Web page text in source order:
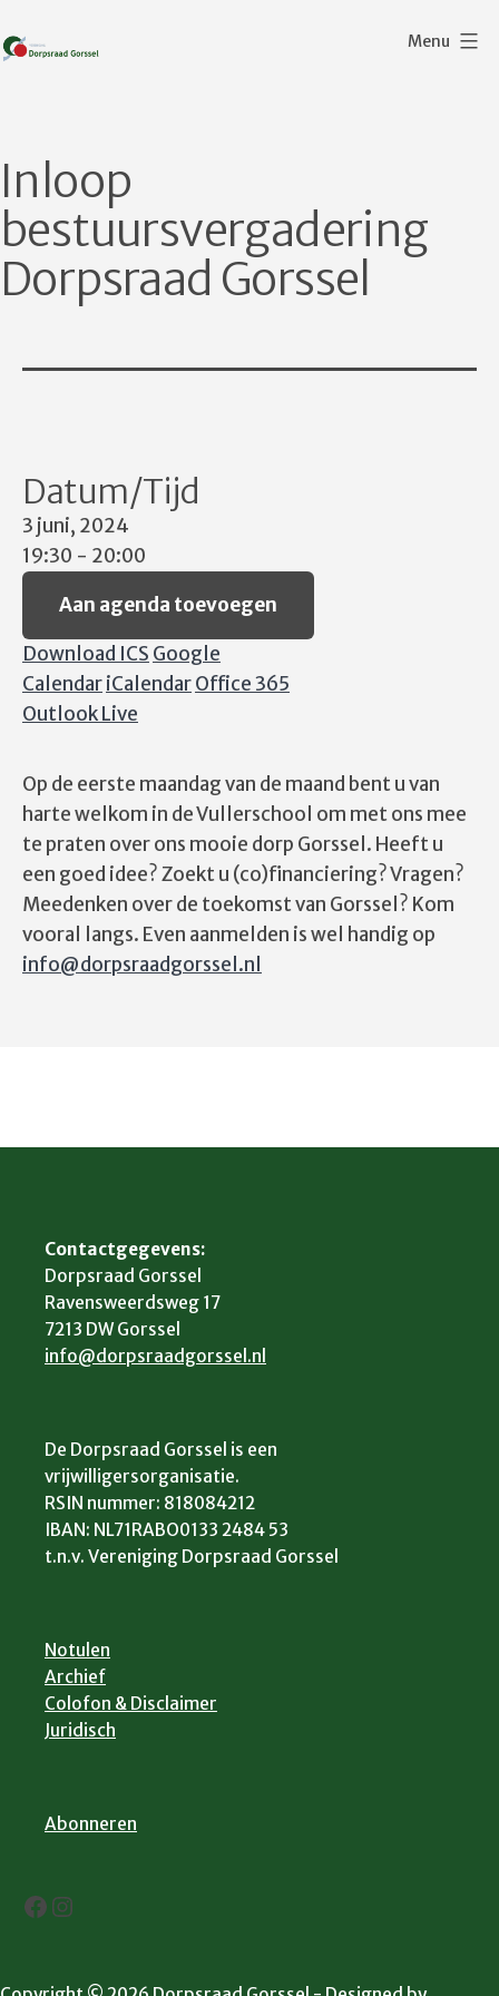
naar
Menu
Inloop
bestuursvergadering
Dorpsraad Gorssel
Datum/Tijd
3 juni, 2024
19:30 - 20:00
Aan agenda toevoegen
Download ICS Google
CalendariCalendarOffice 365
Outlook Live
Op de eerste maandag van de maand bent u van
harte welkom in de Vullerschool om met ons mee
te praten over ons mooie dorp Gorssel. Heeft u
een goed idee? Zoekt u (co)financiering? Vragen?
Meedenken over de toekomst van Gorssel? Kom
vooral langs. Even aanmelden is wel handig op
info@dorpsraadgorssel.nl
Contactgegevens:
Dorpsraad Gorssel
Ravensweerdsweg 17
7213 DW Gorssel
info@dorpsraadgorssel.nl
De Dorpsraad Gorssel is een
vrijwilligersorganisatie.
RSIN nummer: 818084212
IBAN: NL71RABO0133 2484 53
t.n.v. Vereniging Dorpsraad Gorssel
Notulen
Archief
Colofon & Disclaimer
Juridisch
Abonneren
Facebook
Instagram